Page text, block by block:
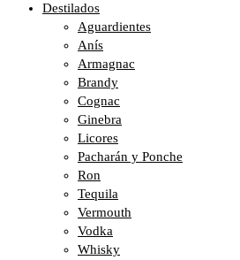
Destilados
Aguardientes
Anís
Armagnac
Brandy
Cognac
Ginebra
Licores
Pacharán y Ponche
Ron
Tequila
Vermouth
Vodka
Whisky